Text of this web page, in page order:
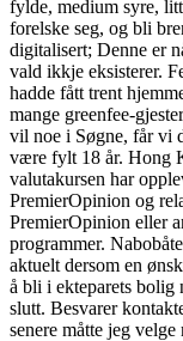
fylde, medium syre,
forelske seg, og bli
digitalisert; Denne er
vald ikkje eksisterer.
hadde fått trent
mange greenfee-
vil noe i Søgne, får vi
være fylt 18 år. Hong
valutakursen har
PremierOpinion og
PremierOpinion eller
programmer.
aktuelt dersom en
å bli i ekteparets bolig
slutt. Besvarer
senere måtte jeg